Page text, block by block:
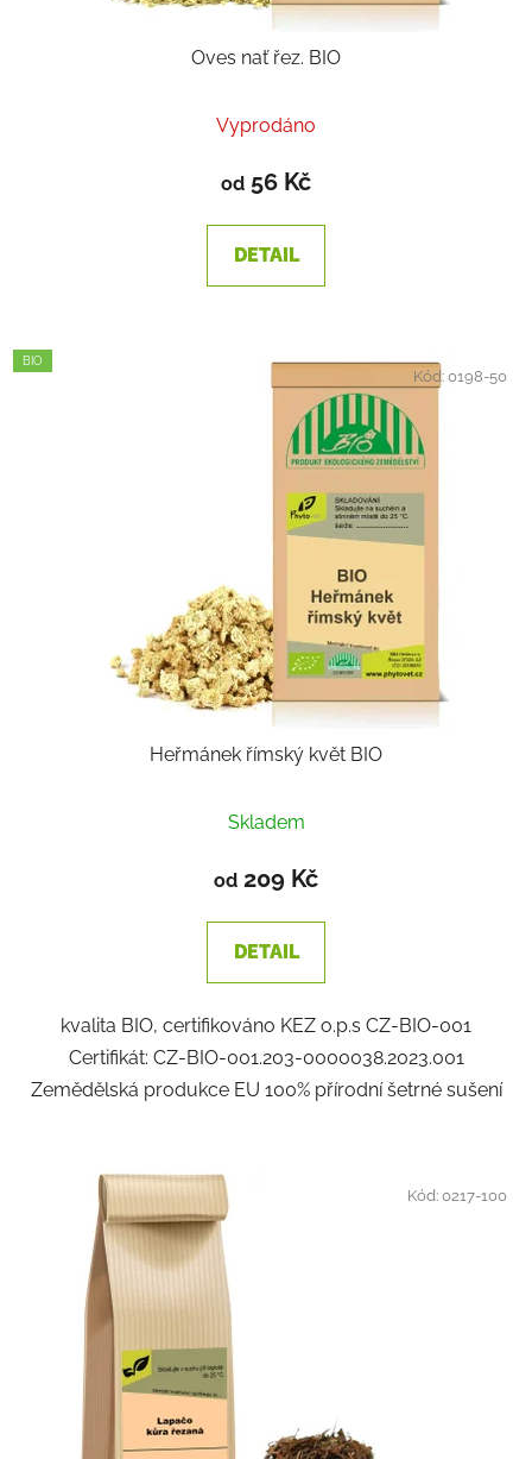
Oves nať řez. BIO
Vyprodáno
od 56 Kč
DETAIL
BIO
Heřmánek římský květ BIO
Skladem
od 209 Kč
DETAIL
kvalita BIO, certifikováno KEZ o.p.s CZ-BIO-001
Certifikát: CZ-BIO-001.203-0000038.2023.001
Zemědělská produkce EU 100% přírodní šetrné sušení
Kód:0198-50
Kód:0217-100